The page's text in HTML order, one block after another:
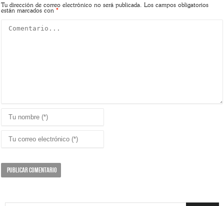
Tu dirección de correo electrónico no será publicada. Los campos obligatorios
están marcados con*